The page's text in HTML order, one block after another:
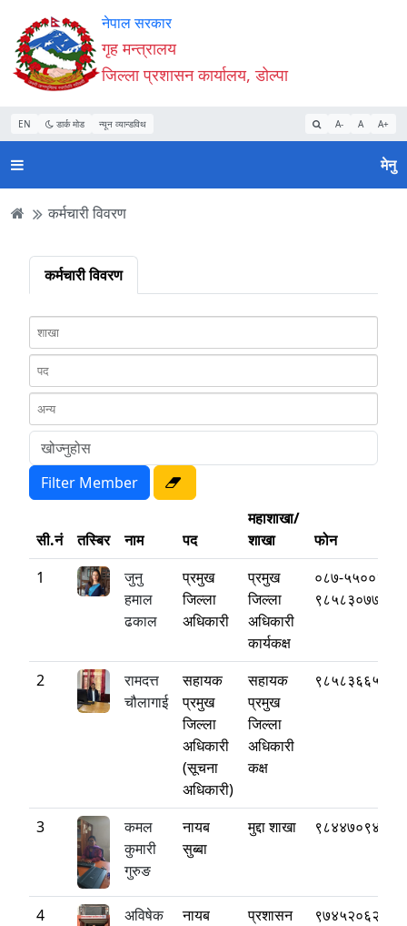
Accessibility
Mode
सुरु
गर्नुहोस्
सामाग्री
पढ्नुहाेस्
नेभिगेसन
पढ्नुहाेस्
वेबसाइट
खोजमा
जानुहोस्
नेपाल सरकार
गृह मन्त्रालय
जिल्ला प्रशासन कार्यालय, डोल्पा
EN डार्क मोड न्यून व्यान्डविथ A- A A+
मेनु
कर्मचारी विवरण
कर्मचारी विवरण
सी.नं तस्बिर नाम पद
महाशाखा/
शाखा
फोन
1
जुनु
हमाल
ढकाल
प्रमुख
जिल्ला
अधिकारी
प्रमुख
जिल्ला
अधिकारी
कार्यकक्ष
०८७-५५००३३
९८५८३०७७७७
2
रामदत्त
चौलागाई
सहायक
प्रमुख
जिल्ला
अधिकारी
(सूचना
अधिकारी)
सहायक
प्रमुख
जिल्ला
अधिकारी
कक्ष
९८५८३६६५६६
3
कमल
कुमारी
गुरुङ
नायब
सुब्बा
मुद्दा शाखा ९८४४७०९४६७
4
अविषेक
नायब
प्रशासन
९७४५२०६२१६